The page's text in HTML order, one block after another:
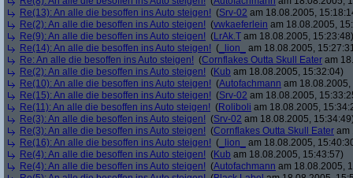
Re(13): An alle die besoffen ins Auto steigen! (Srv-02 am 18.08.2005,
Re(2): An alle die besoffen ins Auto steigen! (vwkaeferlein am 18.08.2005,
Re(9): An alle die besoffen ins Auto steigen! (LrAk.T am 18.08.2005, 15:23:48)
Re(14): An alle die besoffen ins Auto steigen! ( _lion_
am 18.08.2005,
Re: An alle die besoffen ins Auto steigen! (Cornflakes Outta Skull Eater am
Re(2): An alle die besoffen ins Auto steigen! (Kub am 18.08.2005, 15:32:04)
Re(10): An alle die besoffen ins Auto steigen! (Autofachmann am
Re(15): An alle die besoffen ins Auto steigen! (Srv-02 am 18.08.2005,
Re(11): An alle die besoffen ins Auto steigen! (Roliboli am 18.08.2005,
Re(3): An alle die besoffen ins Auto steigen! (Srv-02 am 18.08.2005,
Re(3): An alle die besoffen ins Auto steigen! (Cornflakes Outta Skull Eater am
Re(16): An alle die besoffen ins Auto steigen! ( _lion_
am 18.08.2005,
Re(4): An alle die besoffen ins Auto steigen! (Kub am 18.08.2005, 15:43:57)
Re(4): An alle die besoffen ins Auto steigen! (Autofachmann am 18.08.2005,